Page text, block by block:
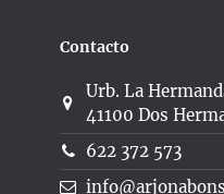
Contacto
Urb. La
41100 Dos
622 372 573